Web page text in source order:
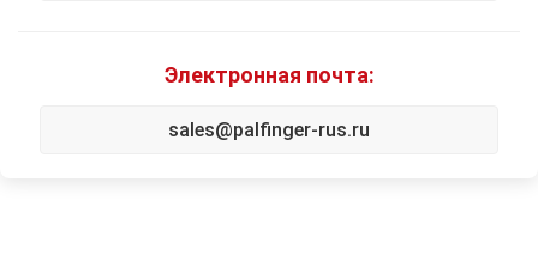
Электронная почта:
sales@palfinger-rus.ru